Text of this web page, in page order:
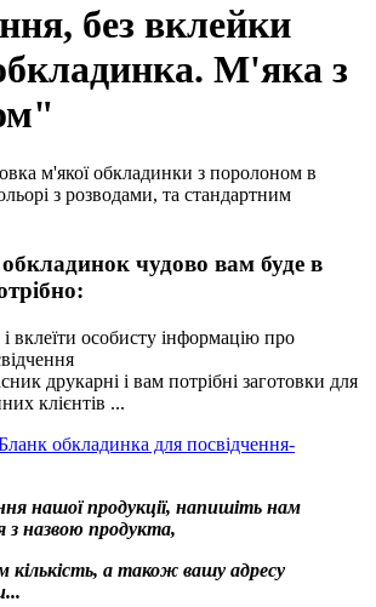
без вклейки
М'яка з
м'якої обкладинки з поролоном в
з розводами, та стандартним
чудово вам буде в
вклеїти особисту інформацію про
друкарні і вам потрібні заготовки для
клієнтів ...
нашої продукції, напишіть нам
з назвою продукта,
кількість, а також вашу адресу